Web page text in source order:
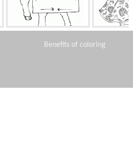
الضأن مع اكليلا من الزهور على
Benefits of coloring